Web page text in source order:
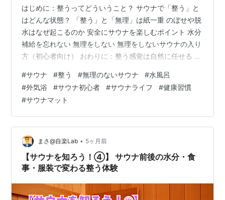
はじめに：整うってどういうこと？ サウナで「整う」と
はどんな状態？ 「整う」と「無理」は紙一重 のぼせや脱
水はなぜ起こるのか 安全にサウナを楽しむポイント 水分
補給を忘れない 無理をしない 無理をしないサウナの入り
方（初心者向け） おわりに：整う感覚は自然に任せる 参
と？ サウナに通う人の間でよく聞く言葉が「今日は整っ
た」です。 サウナの魅力を表す言葉として定着していま
すが、初めてサウナを体験する人には少し誤解を生むこ
ともあります。 「整うためには長く我慢するべき」「我
慢しなければ気持ちよくなれない」 そう考えてしまう人
もいるのです。しかし実際…
#サウナ #整う #無理のないサウナ #水風呂
#外気浴 #サウナ初心者 #サウナライフ #健康習慣
#サウナマット
まさ@自楽Lab • 5ヶ月前
【サウナを知ろう！④】 サウナ前後の水分・食
事・服装で変わる整う体験